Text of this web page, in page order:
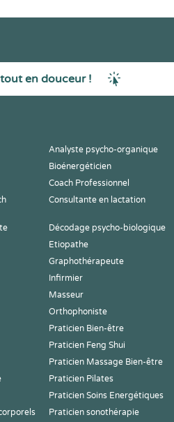
en douceur !
Analyste psycho-organique
Bioénergéticien
Coach Professionnel
Consultante en lactation
Décodage psycho-biologique
Etiopathe
Graphothérapeute
Infirmier
Masseur
Orthophoniste
Praticien Bien-être
Praticien Feng Shui
Praticien Massage Bien-être
Praticien Pilates
Praticien Soins Energétiques
Praticien sonothérapie